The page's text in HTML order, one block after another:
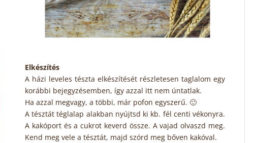
Elkészítés
A házi leveles tészta elkészítését részletesen taglalom egy
korábbi bejegyzésemben, így azzal itt nem úntatlak.
Ha azzal megvagy, a többi, már pofon egyszerű. 🙂
A tésztát téglalap alakban nyújtsd ki kb. fél centi vékonyra.
A kakóport és a cukrot keverd össze. A vajad olvaszd meg.
Kend meg vele a tésztát, majd szórd meg bőven kakóval.